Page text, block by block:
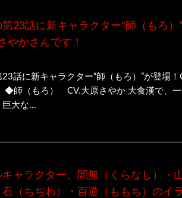
23話に新キャラクター“師（もろ）
やかさんです！
話に新キャラクター“師（もろ）”が登場！
◆師（もろ） CV.大原さやか 大食漢で、
巨大な...
ャラクター、闇無（くらなし）・
石（ちぢわ）・百道（ももち）のイ